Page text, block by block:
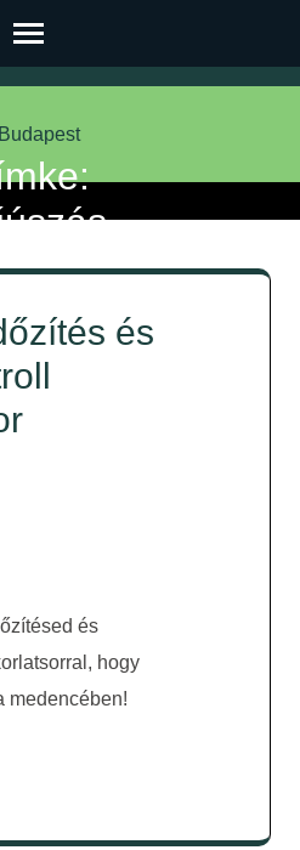
és
és
hogy
medencében!